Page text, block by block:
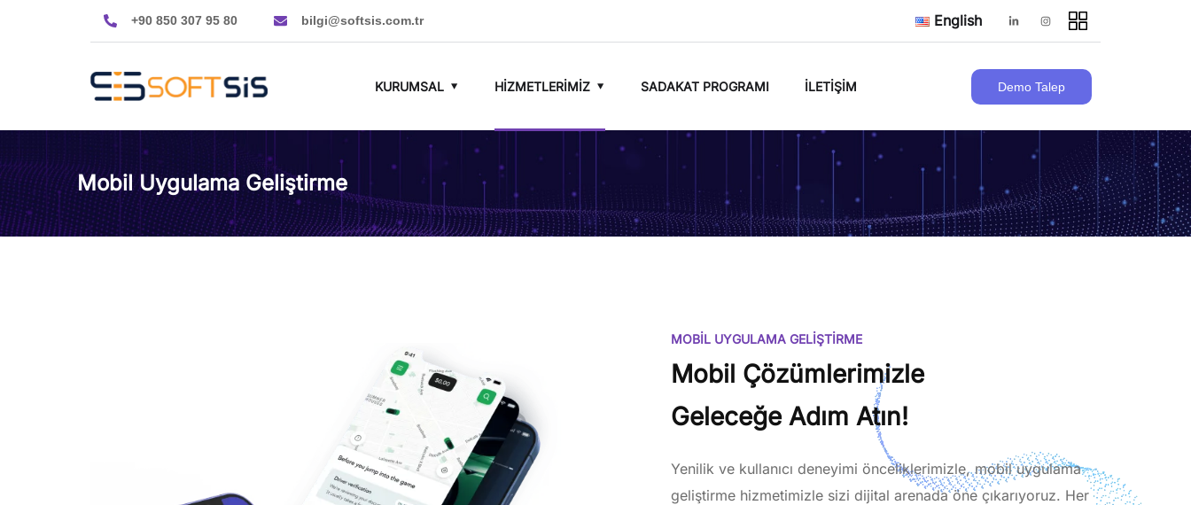
+90 850 307 95 80 bilgi@softsis.com.tr English
KURUMSAL HIZMETLERIMIZ SADAKAT PROGRAMI İLETIŞIM Demo Talep
Mobil Uygulama Geliştirme
MOBİL UYGULAMA GELİŞTİRME
Mobil Çözümlerimizle
Geleceğe Adım Atın!
Yenilik ve kullanıcı deneyimi önceliklerimizle, mobil uygulama
geliştirme hizmetimizle sizi dijital arenada öne çıkarıyoruz. Her